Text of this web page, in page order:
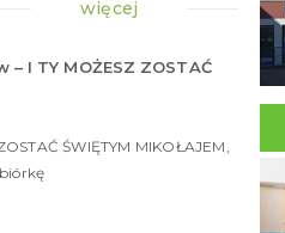
więcej
I TY MOŻESZ ZOSTAĆ
ŚWIĘTYM MIKOŁAJEM,